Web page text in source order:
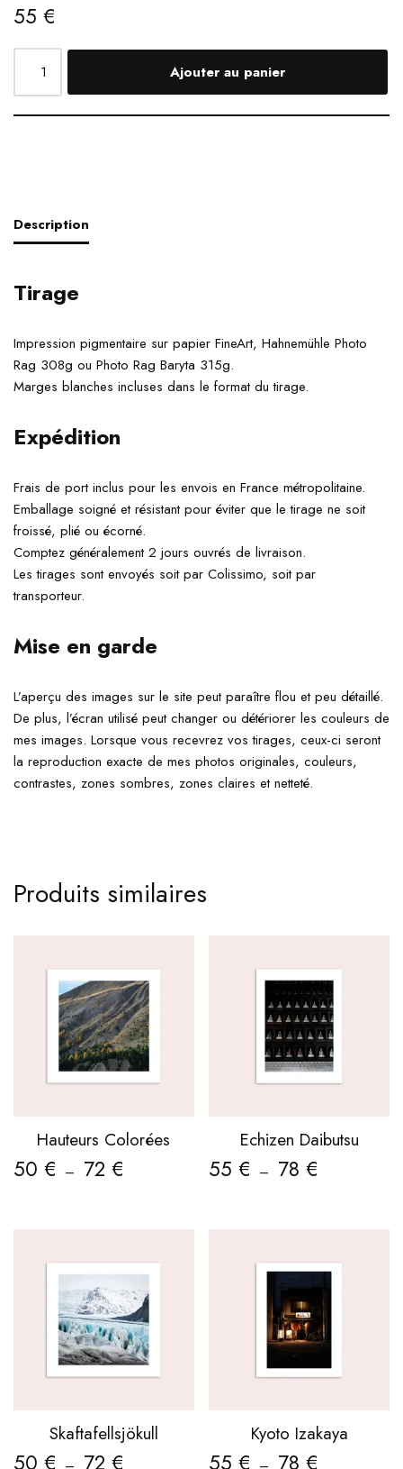
55 €
Ajouter au panier
Description
Tirage
Impression pigmentaire sur papier FineArt, Hahnemühle Photo
Rag 308g ou Photo Rag Baryta 315g.
Marges blanches incluses dans le format du tirage.
Expédition
Frais de port inclus pour les envois en France métropolitaine.
Emballage soigné et résistant pour éviter que le tirage ne soit
froissé, plié ou écorné.
Comptez généralement 2 jours ouvrés de livraison.
Les tirages sont envoyés soit par Colissimo, soit par
transporteur.
Mise en garde
L’aperçu des images sur le site peut paraître flou et peu détaillé.
De plus, l’écran utilisé peut changer ou détériorer les couleurs de
mes images. Lorsque vous recevrez vos tirages, ceux-ci seront
la reproduction exacte de mes photos originales, couleurs,
contrastes, zones sombres, zones claires et netteté.
Produits similaires
Hauteurs Colorées
50 € – 72 €
Echizen Daibutsu
55€ – 78€
Skaftafellsjökull
50 € 72 €
Kyoto Izakaya
55€ 78€